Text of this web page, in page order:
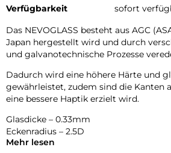
Verfügbarkeit
sofort
Das NEVOGLASS besteht aus AGC
Japan hergestellt wird und durch
und galvanotechnische Prozesse
Dadurch wird eine höhere Härte und
gewährleistet, zudem sind die Kanten
eine bessere Haptik erzielt wird.
Glasdicke – 0.33mm
Eckenradius – 2.5D
Material Art Crystal Klar
Mehr lesen